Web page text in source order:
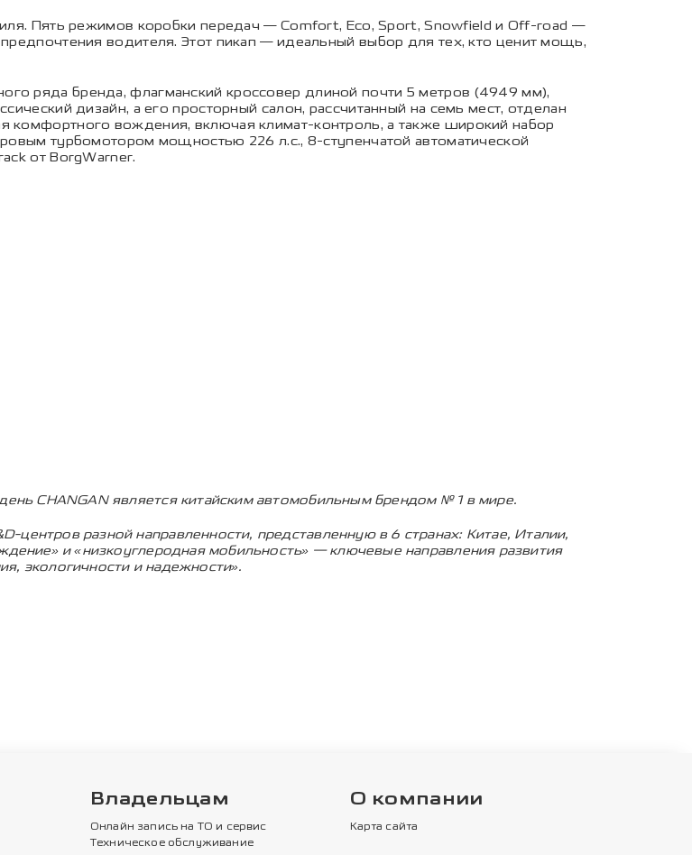
Пять режимов коробки передач — Comfort, Eco, Sport, Snowfield и Off-road —
водителя. Этот пикап — идеальный выбор для тех, кто ценит мощь,
ряда бренда, флагманский кроссовер длиной почти 5 метров (4949 мм),
дизайн, а его просторный салон, рассчитанный на семь мест, отделан
вождения, включая климат-контроль, а также широкий набор
турбомотором мощностью 226 л.с., 8-ступенчатой автоматической
от BorgWarner.
CHANGAN является китайским автомобильным брендом № 1 в мире.
разной направленности, представленную в 6 странах: Китае, Италии,
и «низкоуглеродная мобильность» — ключевые направления развития
экологичности и надежности».
Владельцам
Онлайн запись на ТО и сервис
Техническое обслуживание
О компании
Карта сайта